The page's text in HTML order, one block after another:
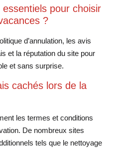
pour choisir
?
d’annulation, les avis
et la réputation du site pour
et sans surprise.
cachés lors de la
les termes et conditions
De nombreux sites
tels que le nettoyage